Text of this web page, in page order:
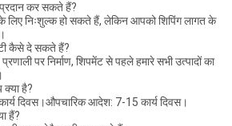
कर सकते हैं?
निःशुल्क हो सकते हैं, लेकिन आपको शिपिंग लागत के
कैसे दे सकते हैं?
पर निर्माण, शिपमेंट से पहले हमारे सभी उत्पादों का
क्या है?
दिवस।औपचारिक आदेश: 7-15 कार्य दिवस।
हैं?